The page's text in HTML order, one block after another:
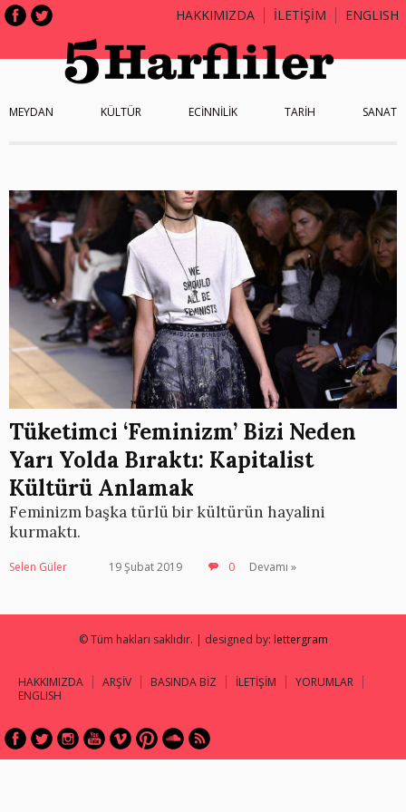
HAKKIMIZDA İLETİŞİM ENGLISH
MEYDAN KÜLTÜR ECİNNİLİK TARİH SANAT
Tüketimci ‘Feminizm’ Bizi Neden
Yarı Yolda Bıraktı: Kapitalist
Kültürü Anlamak
Feminizm başka türlü bir kültürün hayalini
kurmaktı.
Selen Güler 19 Şubat 2019 0 Devamı »
© Tüm hakları saklıdır. | designed by: lettergram
HAKKIMIZDA ARŞİV BASINDA BİZ İLETİŞİM
YORUMLAR
ENGLISH